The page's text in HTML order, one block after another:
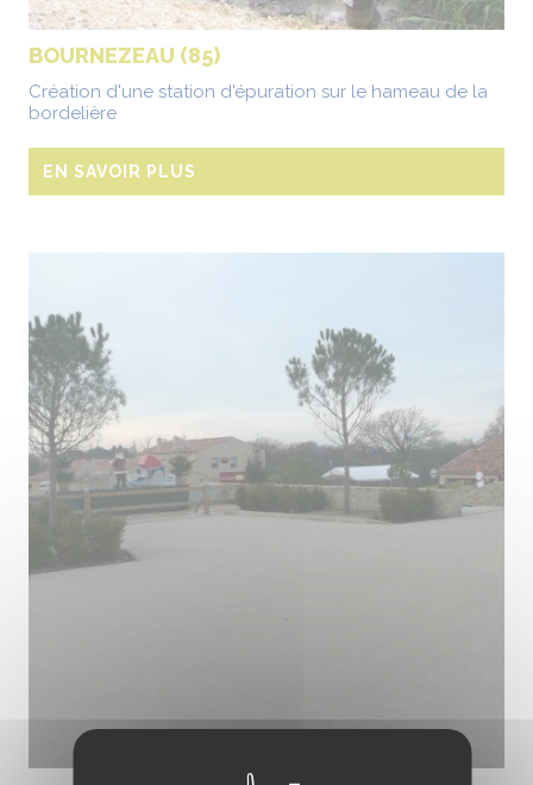
BOURNEZEAU (85)
Création d'une station d'épuration sur le hameau de la
bordelière
EN SAVOIR PLUS